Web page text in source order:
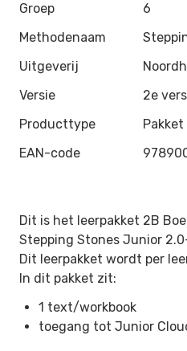
Groep
6
Methodenaam
Uitgeverij
Versie
2e
Producttype
Pakket
EAN-code
Dit is het leerpakket 2B
Stepping Stones Junior
Dit leerpakket wordt per
In dit pakket zit:
1 text/workbook
toegang tot Junior